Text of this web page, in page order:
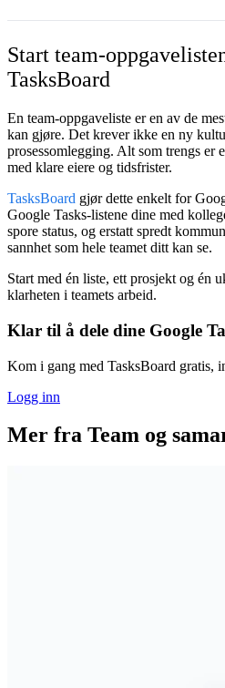
Start team-
TasksBoard
En team-oppgaveliste er en av de
kan gjøre. Det krever ikke en ny
prosessomlegging. Alt som trengs er
med klare eiere og tidsfrister.
TasksBoard gjør dette enkelt for
Google Tasks-listene dine med
spore status, og erstatt spredt
sannhet som hele teamet ditt kan se.
Start med én liste, ett prosjekt og én
klarheten i teamets arbeid.
Klar til å dele dine Google
Kom i gang med TasksBoard gratis,
Logg inn
Mer fra Team og